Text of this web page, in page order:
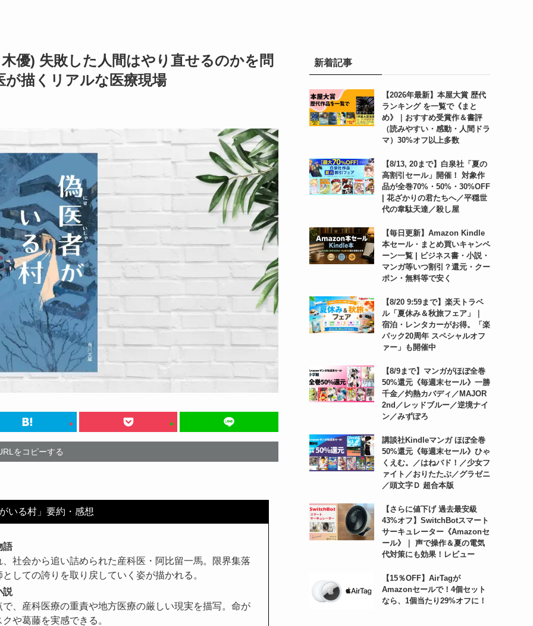
優) 失敗した人間はやり直せるのかを問
が描くリアルな医療現場
をコピーする
いる村」要約・感想
語
社会から追い詰められた産科医・阿比留一馬。限界集落
しての誇りを取り戻していく姿が描かれる。
説
、産科医療の重責や地方医療の厳しい現実を描写。命が
や葛藤を実感できる。
新着記事
【2026年最新】本屋大賞 歴代
ランキング を一覧で《まと
め》｜おすすめ受賞作＆書評
（読みやすい・感動・人間ドラ
マ）30%オフ以上多数
【8/13, 20まで】白泉社「夏の
高割引セール」開催！ 対象作
品が全巻70%・50%・30%OFF
| 花ざかりの君たちへ／平穏世
代の韋駄天達／殺し屋
【毎日更新】Amazon Kindle
本セール・まとめ買いキャンペ
ーン一覧 | ビジネス書・小説・
マンガ等いつ割引？還元・クー
ポン・無料等で安く
【8/20 9:59まで】楽天トラベ
ル「夏休み＆秋旅フェア」｜
宿泊・レンタカーがお得。「楽
パック20周年 スペシャルオフ
ァー」も開催中
【8/9まで】マンガがほぼ全巻
50%還元《毎週末セール》一勝
千金／灼熱カバディ／MAJOR
2nd／レッドブルー／逆境ナイ
ン／みずぽろ
講談社Kindleマンガ ほぼ全巻
50%還元《毎週末セール》ひゃ
くえむ。／はねバド！／少女フ
ァイト／おりたたぶ／グラゼニ
／頭文字Ｄ 超合本版
【さらに値下げ 過去最安級
43%オフ】SwitchBotスマート
サーキュレーター《Amazonセ
ール》｜ 声で操作＆夏の電気
代対策にも効果！レビュー
【15％OFF】AirTagが
Amazonセールで！4個セット
なら、1個当たり29%オフに！